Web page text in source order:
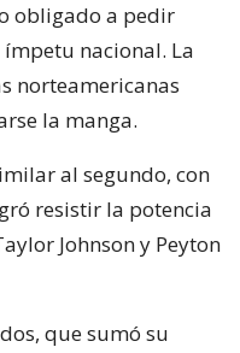
obligado a pedir
nacional. La
norteamericanas
la manga.
al segundo, con
resistir la potencia
Johnson y Peyton
que sumó su